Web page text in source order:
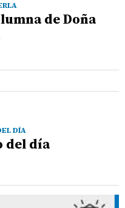
de Doña
DÍA
del día